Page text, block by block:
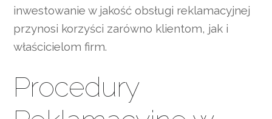
inwestowanie w jakość obsługi reklamacyjnej
przynosi korzyści zarówno klientom, jak i
właścicielom firm.
Procedury